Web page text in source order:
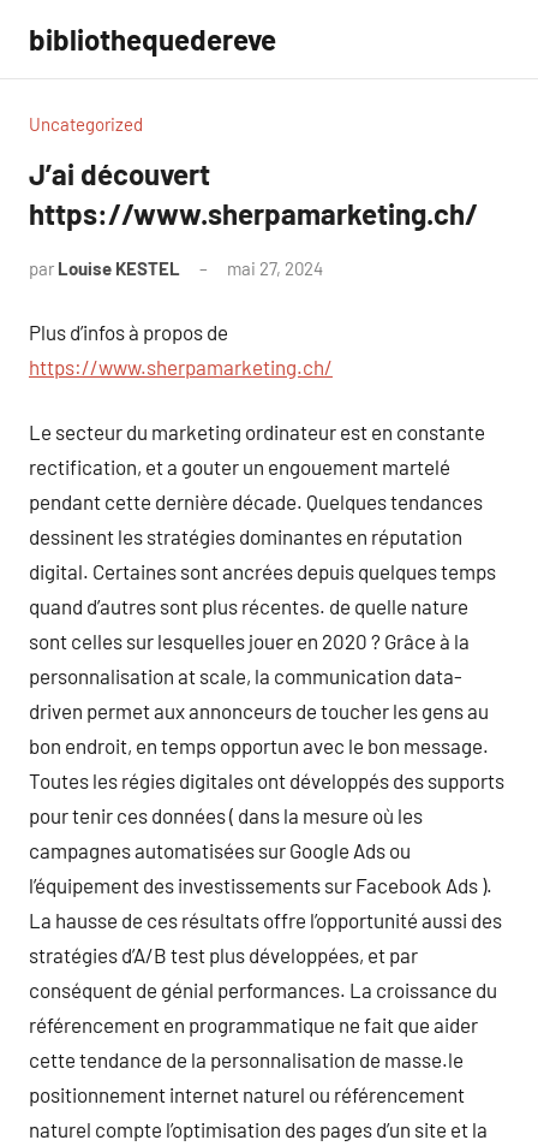
contenu
bibliothequedereve
Uncategorized
J’ai découvert
https://www.sherpamarketing.ch/
par Louise KESTEL mai 27, 2024
Plus d’infos à propos de
https://www.sherpamarketing.ch/
Le secteur du marketing ordinateur est en constante
rectification, et a gouter un engouement martelé
pendant cette dernière décade. Quelques tendances
dessinent les stratégies dominantes en réputation
digital. Certaines sont ancrées depuis quelques temps
quand d’autres sont plus récentes. de quelle nature
sont celles sur lesquelles jouer en 2020 ? Grâce à la
personnalisation at scale, la communication data-
driven permet aux annonceurs de toucher les gens au
bon endroit, en temps opportun avec le bon message.
Toutes les régies digitales ont développés des supports
pour tenir ces données ( dans la mesure où les
campagnes automatisées sur Google Ads ou
l’équipement des investissements sur Facebook Ads ).
La hausse de ces résultats offre l’opportunité aussi des
stratégies d’A/B test plus développées, et par
conséquent de génial performances. La croissance du
référencement en programmatique ne fait que aider
cette tendance de la personnalisation de masse.le
positionnement internet naturel ou référencement
naturel compte l’optimisation des pages d’un site et la